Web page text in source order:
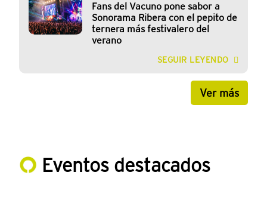
Fans del Vacuno pone sabor a
Sonorama Ribera con el pepito de
ternera más festivalero del
verano
SEGUIR LEYENDO
Ver más
Eventos destacados